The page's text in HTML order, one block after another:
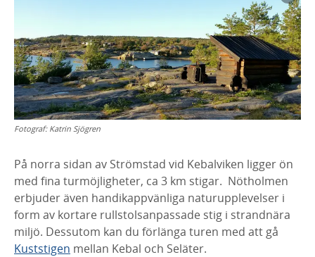
Fotograf: Katrin Sjögren
På norra sidan av Strömstad vid Kebalviken ligger ön
med fina turmöjligheter, ca 3 km stigar. Nötholmen
erbjuder även handikappvänliga naturupplevelser i
form av kortare rullstolsanpassade stig i strandnära
miljö. Dessutom kan du förlänga turen med att gå
Kuststigen mellan Kebal och Seläter.